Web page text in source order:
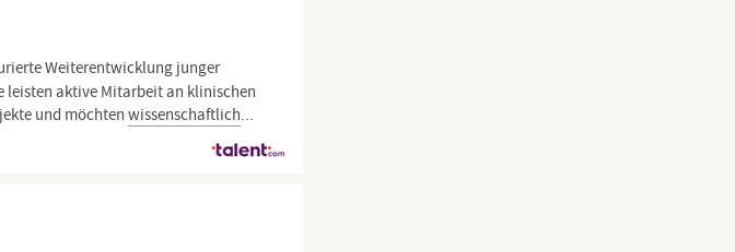
Weiterentwicklung junger
leisten aktive Mitarbeit an klinischen
und möchtenwissenschaftlich...